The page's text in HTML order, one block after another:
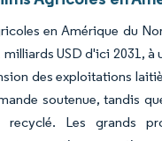
en Amérique du
USD d'ici 2031,
des exploitations
soutenue, tandis
Les grands